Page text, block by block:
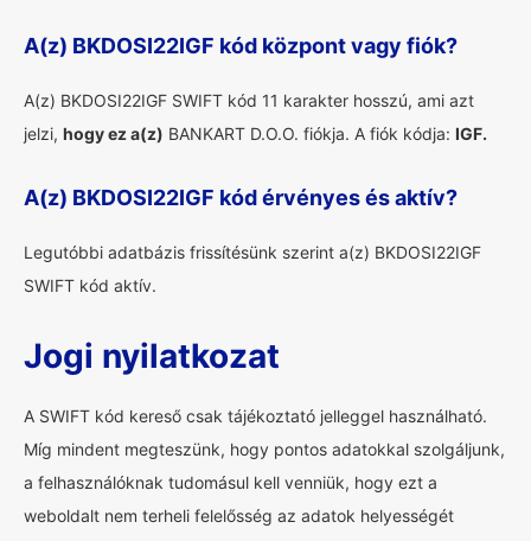
A(z) BKDOSI22IGF kód központ vagy fiók?
A(z) BKDOSI22IGF SWIFT kód 11 karakter hosszú, ami azt
jelzi, hogy ez a(z) BANKART D.O.O. fiókja. A fiók kódja: IGF.
A(z) BKDOSI22IGF kód érvényes és aktív?
Legutóbbi adatbázis frissítésünk szerint a(z) BKDOSI22IGF
SWIFT kód aktív.
Jogi nyilatkozat
A SWIFT kód kereső csak tájékoztató jelleggel használható.
Míg mindent megteszünk, hogy pontos adatokkal szolgáljunk,
a felhasználóknak tudomásul kell venniük, hogy ezt a
weboldalt nem terheli felelősség az adatok helyességét